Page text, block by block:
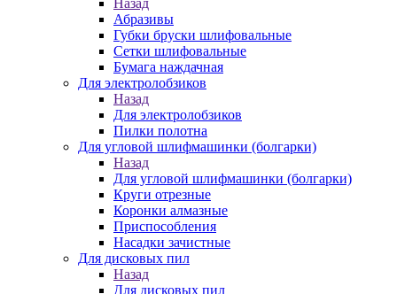
Назад
Абразивы
Губки бруски шлифовальные
Сетки шлифовальные
Бумага наждачная
Для электролобзиков
Назад
Для электролобзиков
Пилки полотна
Для угловой шлифмашинки (болгарки)
Назад
Для угловой шлифмашинки (болгарки)
Круги отрезные
Коронки алмазные
Приспособления
Насадки зачистные
Для дисковых пил
Назад
Для дисковых пил